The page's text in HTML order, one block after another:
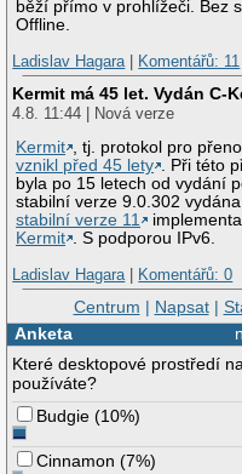
běží přímo v prohlížeči. Bez
Offline.
Ladislav Hagara| Komentářů: 11
Kermit má 45 let. Vydán C-
4.8. 11:44 | Nová verze
Kermit , tj. protokol pro
vznikl před 45 lety . Při této
byla po 15 letech od vydání
stabilní verze 9.0.302 vydána
stabilní verze 11
Kermit . S podporou IPv6.
Ladislav Hagara| Komentářů: 0
Centrum | Napsat|
Anketa
Které desktopové prostředí
používáte?
Budgie (10%)
Cinnamon (7%)